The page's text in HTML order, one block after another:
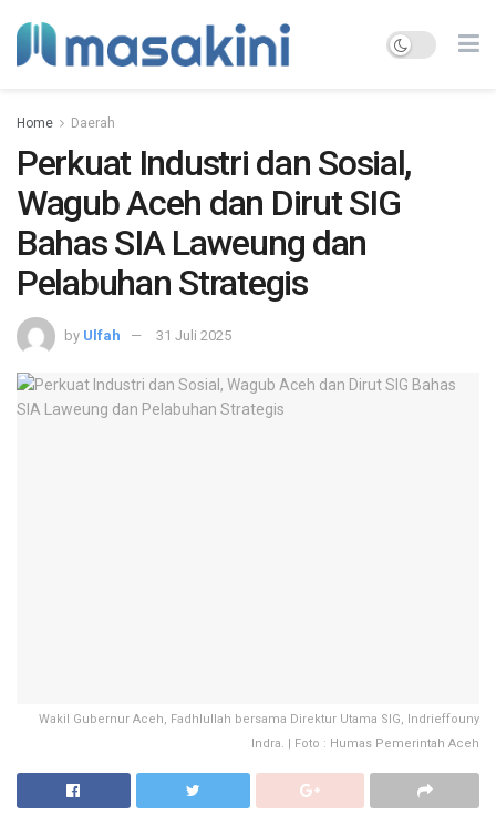
Home Daerah
Perkuat Industri dan Sosial,
Wagub Aceh dan Dirut SIG
Bahas SIA Laweung dan
Pelabuhan Strategis
by Ulfah 31 Juli 2025
Wakil Gubernur Aceh, Fadhlullah bersama Direktur Utama SIG, Indrieffouny
Indra. | Foto : Humas Pemerintah Aceh